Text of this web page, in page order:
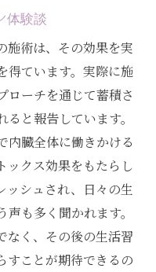
ン施術の魅力
ネイザンの実践
験がもたらす美的
ネイザンの効果
術が導く新たな変
体験談
施術は、その効果を実
得ています。実際に施
ローチを通じて蓄積さ
と報告しています。
内臓全体に働きかける
ックス効果をもたらし
ッシュされ、日々の生
も多く聞かれます。
なく、その後の生活習
すことが期待できるの